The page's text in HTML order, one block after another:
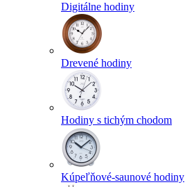
Digitálne hodiny
Drevené hodiny
Hodiny s tichým chodom
Kúpeľňové-saunové hodiny